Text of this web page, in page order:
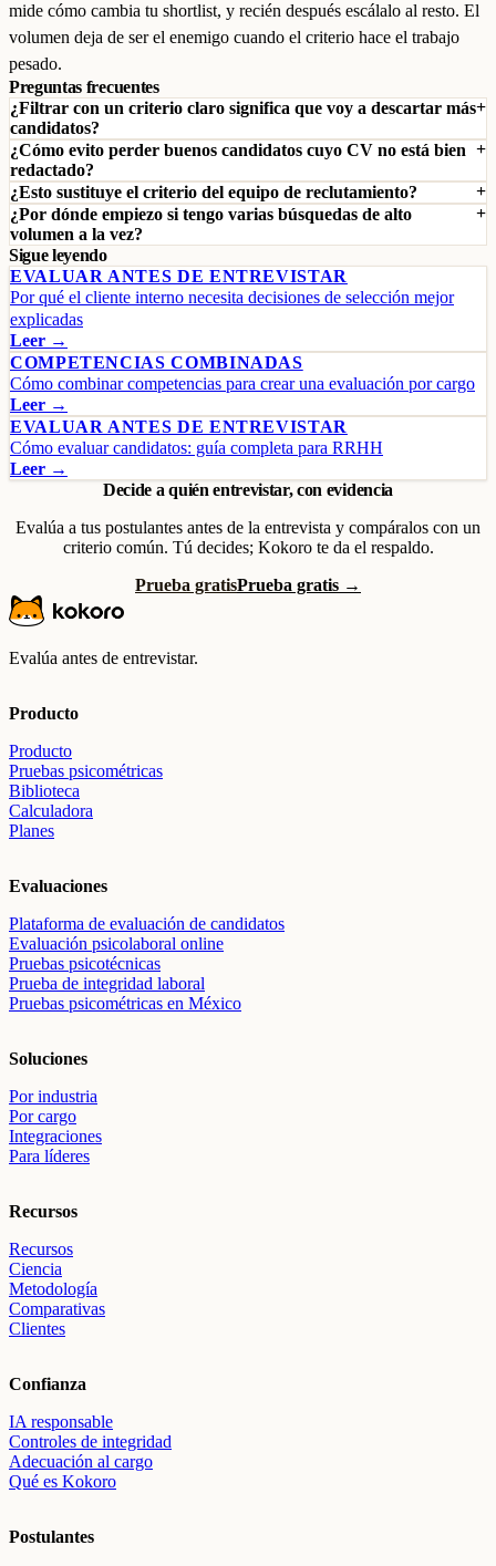
mide cómo cambia tu shortlist, y recién después escálalo al resto. El
volumen deja de ser el enemigo cuando el criterio hace el trabajo
pesado.
Preguntas frecuentes
¿Filtrar con un criterio claro significa que voy a descartar más
candidatos?
¿Cómo evito perder buenos candidatos cuyo CV no está bien
redactado?
¿Esto sustituye el criterio del equipo de reclutamiento?
¿Por dónde empiezo si tengo varias búsquedas de alto
volumen a la vez?
Sigue leyendo
EVALUAR ANTES DE ENTREVISTAR
Por qué el cliente interno necesita decisiones de selección mejor
explicadas
Leer →
COMPETENCIAS COMBINADAS
Cómo combinar competencias para crear una evaluación por cargo
Leer →
EVALUAR ANTES DE ENTREVISTAR
Cómo evaluar candidatos: guía completa para RRHH
Leer →
Decide a quién entrevistar, con evidencia
Evalúa a tus postulantes antes de la entrevista y compáralos con un
criterio común. Tú decides; Kokoro te da el respaldo.
Prueba gratisPrueba gratis →
Evalúa antes de entrevistar.
Producto
Producto
Pruebas psicométricas
Biblioteca
Calculadora
Planes
Evaluaciones
Plataforma de evaluación de candidatos
Evaluación psicolaboral online
Pruebas psicotécnicas
Prueba de integridad laboral
Pruebas psicométricas en México
Soluciones
Por industria
Por cargo
Integraciones
Para líderes
Recursos
Recursos
Ciencia
Metodología
Comparativas
Clientes
Confianza
IA responsable
Controles de integridad
Adecuación al cargo
Qué es Kokoro
Postulantes